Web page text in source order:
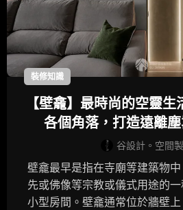
裝修知識
【壁龕】最時尚的空靈
各個角落，打造遠離
谷設計。空間
壁龕最早是指在寺廟等建築物
先或佛像等宗教或儀式用途的
小型房間。壁龕通常位於牆壁